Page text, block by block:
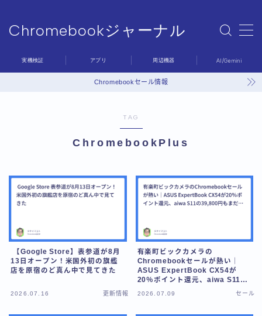
Chromebookジャーナル
Chromebookジャーナル
Sample Page
デモプリセット記事 #6
有料記事の決済完了ページ
実機検証 アプリ 周辺機器 AI/Gemini
Chromebookセール情報
TAG
ChromebookPlus
【Google Store】表参道が8月
13日オープン！米国外初の旗艦
店を原宿のど真ん中で見てきた
2026.07.16 更新情報
有楽町ビックカメラの
Chromebookセールが熱い｜
ASUS ExpertBook CX54が
20％ポイント還元、aiwa S11の
2026.07.09 セール